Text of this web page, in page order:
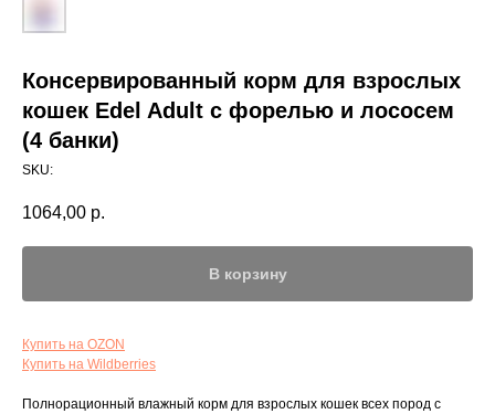
Консервированный корм для взрослых
кошек Edel Adult с форелью и лососем
(4 банки)
SKU:
1064,00 р.
В корзину
Купить на OZON
Купить на Wildberries
Полнорационный влажный корм для взрослых кошек всех пород с